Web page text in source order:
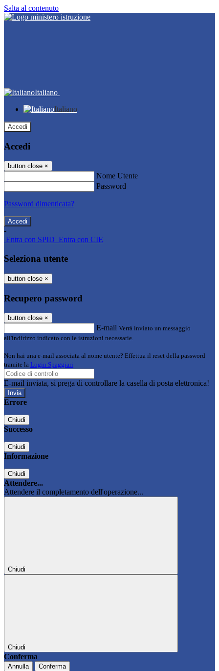
Salta al contenuto
Italiano
Italiano
Accedi
Accedi
button close ×
Nome Utente
Password
Password dimenticata?
-
Entra con SPID Entra con CIE
Seleziona utente
button close ×
Recupero password
button close ×
E-mail Verrà inviato un messaggio
all'indirizzo indicato con le istruzioni necessarie.
Non hai una e-mail associata al nome utente? Effettua il reset della password
tramite la Login Spaggiari
E-mail inviata, si prega di controllare la casella di posta elettronica!
Errore
Chiudi
Successo
Chiudi
Informazione
Chiudi
Attendere...
Attendere il completamento dell'operazione...
Chiudi
Chiudi
Conferma
Annulla Conferma